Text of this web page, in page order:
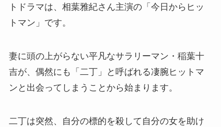
トドラマは、相葉雅紀さん主演の「今日からヒッ
トマン」です。
妻に頭の上がらない平凡なサラリーマン・稲葉十
吉が、偶然にも「二丁」と呼ばれる凄腕ヒットマ
ンと出会ってしまうことから始まります。
二丁は突然、自分の標的を殺して自分の女を助け